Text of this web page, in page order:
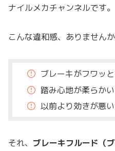
ナイルメカチャンネルです。
こんな違和感、ありません
ブレーキがフワッ
踏み心地が柔らかい
以前より効きが悪
それ、 ブレーキフルード（